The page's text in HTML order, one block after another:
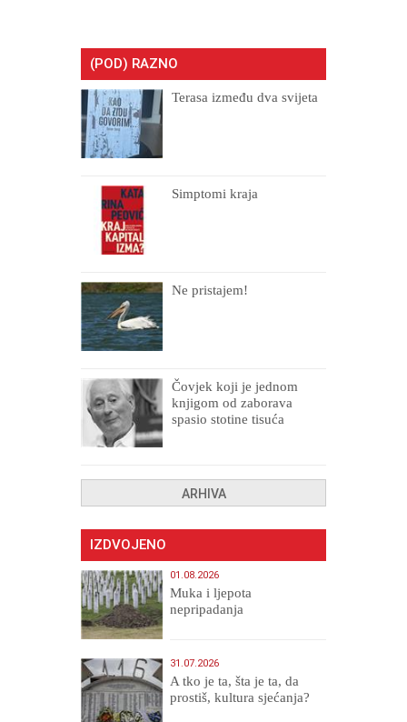
(POD) RAZNO
Terasa između dva svijeta
Simptomi kraja
Ne pristajem!
Čovjek koji je jednom
knjigom od zaborava
spasio stotine tisuća
ARHIVA
IZDVOJENO
01.08.2026
Muka i ljepota
nepripadanja
31.07.2026
A tko je ta, šta je ta, da
prostiš, kultura sjećanja?